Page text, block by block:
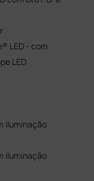
LED - com
LED
iluminação
iluminação